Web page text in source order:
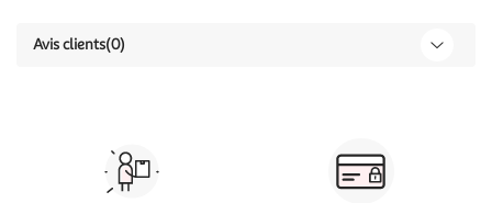
Avis clients(0)